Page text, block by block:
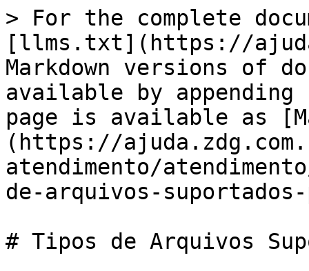
> For the complete
[llms.txt](https://
Markdown versions of
available by
page is available as
(https://
atendimento/
de-arquivos-
# Tipos de Arquivos